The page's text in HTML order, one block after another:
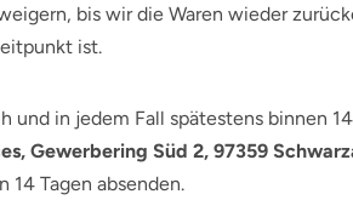
bis wir die Waren wieder
ist.
und in jedem Fall spätestens binnen
Gewerbering Süd 2, 97359
14 Tagen absenden.